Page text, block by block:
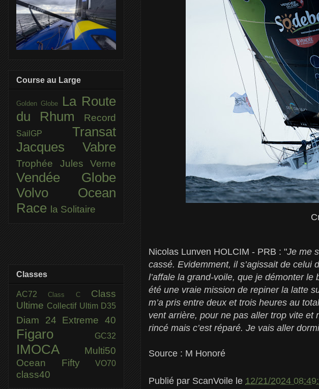
Nicolas Lunven HOLCIM - PRB : "Je me
cassé. Evidemment, il s’agissait de
l’affale la grand-voile, que je démonter
été une vraie mission de repiner la latte
m’a pris entre deux et trois heures au
vent arrière, pour ne pas aller trop vite et
rincé mais c’est réparé. Je vais aller
Source : M Honoré
Publié par ScanVoile le 12/21/2024
Course au Large
Golden Globe
La Route
du Rhum
Record
SailGP Transat
Jacques Vabre
Trophée Jules Verne
Vendée Globe
Volvo Ocean
Race la Solitaire
Classes
AC72Class C Class
Ultime Collectif Ultim D35
Diam 24 Extreme 40
Figaro GC32
IMOCA
Multi50
Ocean Fifty
VO70
class40